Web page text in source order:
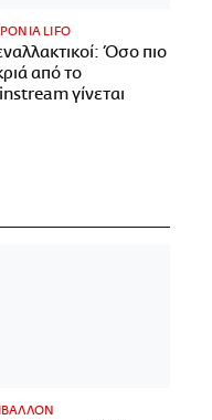
LIFO
Όσο πιο
από το
γίνεται